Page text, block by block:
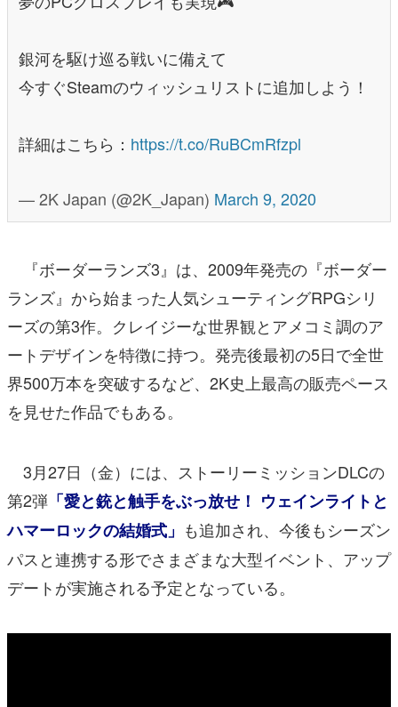
銀河を駆け巡る戦いに備えて
今すぐSteamのウィッシュリストに追加しよう！
詳細はこちら： https://t.co/RuBCmRfzpl
— 2K Japan (@2K_Japan) March 9, 2020
『ボーダーランズ3』は、2009年発売の『ボーダー
ランズ』から始まった人気シューティングRPGシリ
ーズの第3作。クレイジーな世界観とアメコミ調のア
ートデザインを特徴に持つ。発売後最初の5日で全世
界500万本を突破するなど、2K史上最高の販売ペース
を見せた作品でもある。
3月27日（金）には、ストーリーミッションDLCの
第2弾 「愛と銃と触手をぶっ放せ！ ウェインライトと
ハマーロックの結婚式」 も追加され、今後もシーズン
パスと連携する形でさまざまな大型イベント、アップ
デートが実施される予定となっている。